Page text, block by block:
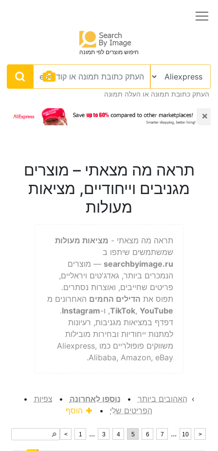
חיפוש מוצרים לפי תמונה
העתק כתובת תמונה או העלה תמונה
×
תראה מה מצאתי – מוצרים
מגניבים וייחודיים, מציאות
מעולות
תראה מה מצאתי - מציאות מעולות
שמשתמשים שיתפו ב
searchbyimage.ru — מוצרים
הנמכרים ביותר, גאדג'טים ויראליים,
פריטים שחייבים, ואוצרות נסתרים.
תפוס את הדילים החמים האחרונים מ
TikTok, YouTube , ו-Instagram
.
דפדף במציאות מגניבות, רעיונות
למתנות ייחודיות ובחירות מובילות
משווקים פופולריים כמו Aliexpress,
Alibaba, Amazon, eBay.
› האהובים ביותר • נוספו לאחרונה • צפיות
•
הפריטים שלי
• הוסף
< 1 ... 3 4 5 6 7 ... 10 >
🔎︎